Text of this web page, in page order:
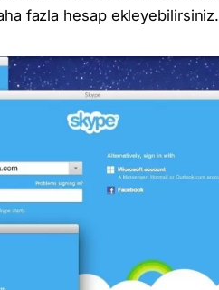
fazla hesap ekleyebilirsiniz.